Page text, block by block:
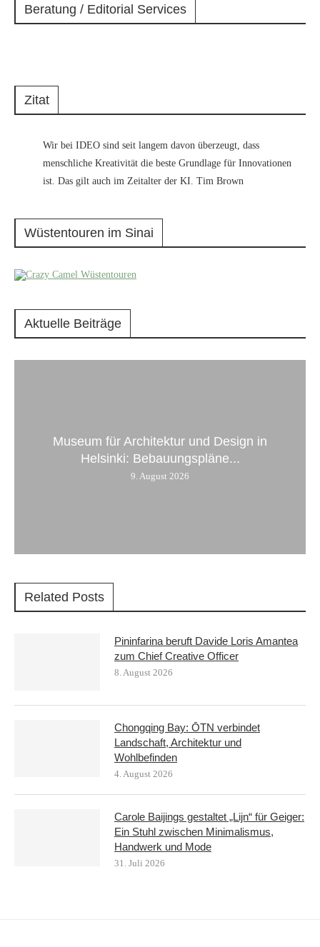
Beratung / Editorial Services
Zitat
Wir bei IDEO sind seit langem davon überzeugt, dass
menschliche Kreativität die beste Grundlage für Innovationen
ist. Das gilt auch im Zeitalter der KI. Tim Brown
Wüstentouren im Sinai
Aktuelle Beiträge
Museum für Architektur und Design in
Helsinki: Bebauungspläne...
9. August 2026
Related Posts
Pininfarina beruft Davide Loris Amantea
zum Chief Creative Officer
8. August 2026
Chongqing Bay: ŌTN verbindet
Landschaft, Architektur und
Wohlbefinden
4. August 2026
Carole Baijings gestaltet „Lijn“ für Geiger:
Ein Stuhl zwischen Minimalismus,
Handwerk und Mode
31. Juli 2026